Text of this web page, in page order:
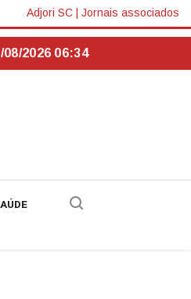
Adjori SC Jornais associados
2026 06:34